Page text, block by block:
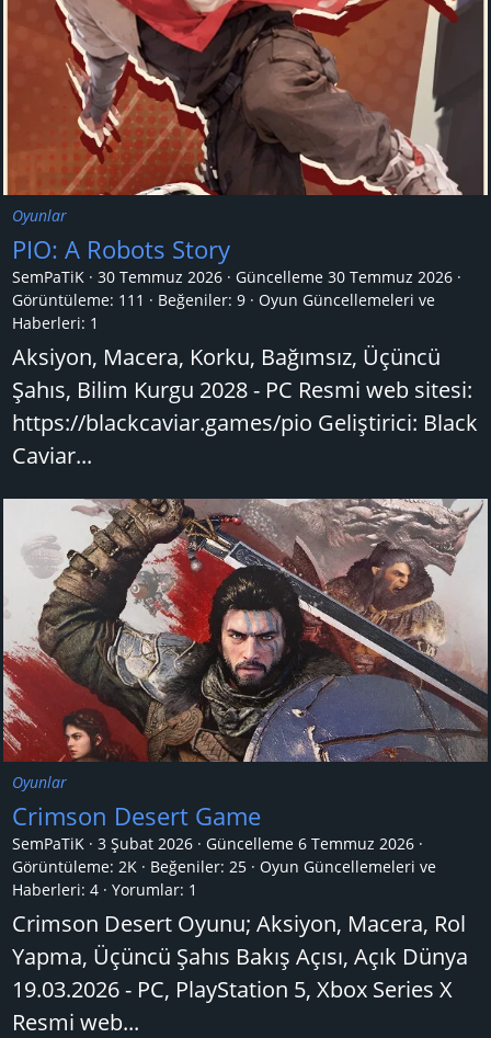
Oyunlar
PIO: A Robots Story
SemPaTiK 30 Temmuz 2026 Güncelleme 30 Temmuz 2026
Görüntüleme: 111
Beğeniler: 9
Oyun Güncellemeleri ve
Haberleri: 1
Aksiyon, Macera, Korku, Bağımsız, Üçüncü
Şahıs, Bilim Kurgu 2028 - PC Resmi web sitesi:
https://blackcaviar.games/pio Geliştirici: Black
Caviar...
Oyunlar
Crimson Desert Game
SemPaTiK 3 Şubat 2026 Güncelleme 6 Temmuz 2026
Görüntüleme: 2K
Beğeniler: 25
Oyun Güncellemeleri ve
Haberleri: 4 Yorumlar: 1
Crimson Desert Oyunu; Aksiyon, Macera, Rol
Yapma, Üçüncü Şahıs Bakış Açısı, Açık Dünya
19.03.2026 - PC, PlayStation 5, Xbox Series X
Resmi web...